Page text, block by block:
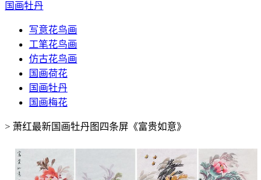
国画牡丹
写意花鸟画
工笔花鸟画
仿古花鸟画
国画荷花
国画牡丹
国画梅花
> 萧红最新国画牡丹图四条屏《富贵如意》